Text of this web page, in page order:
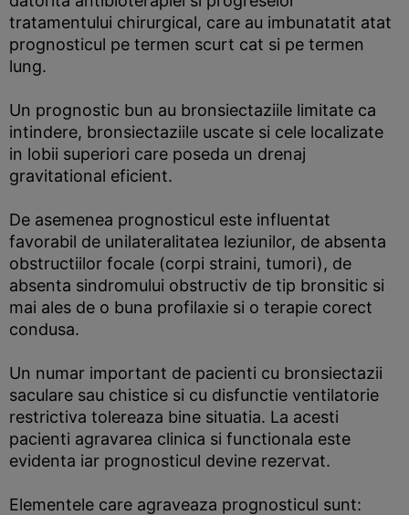
tratamentului chirurgical, care au imbunatatit atat
prognosticul pe termen scurt cat si pe termen
lung.
Un prognostic bun au bronsiectaziile limitate ca
intindere, bronsiectaziile uscate si cele localizate
in lobii superiori care poseda un drenaj
gravitational eficient.
De asemenea prognosticul este influentat
favorabil de unilateralitatea leziunilor, de absenta
obstructiilor focale (corpi straini, tumori), de
absenta sindromului obstructiv de tip bronsitic si
mai ales de o buna profilaxie si o terapie corect
condusa.
Un numar important de pacienti cu bronsiectazii
saculare sau chistice si cu disfunctie ventilatorie
restrictiva tolereaza bine situatia. La acesti
pacienti agravarea clinica si functionala este
evidenta iar prognosticul devine rezervat.
Elementele care agraveaza prognosticul sunt: